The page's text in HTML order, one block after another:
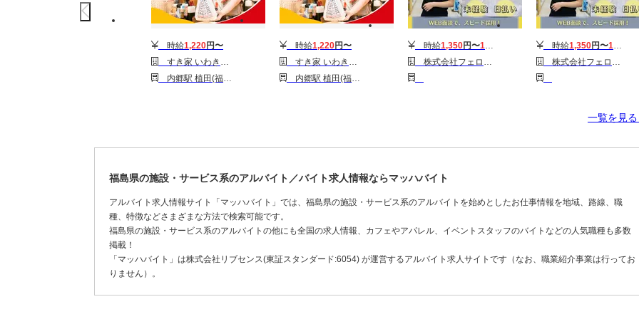
時給1,220円〜
すき家 いわき鹿島店
内郷駅 植田(福島)駅 勿来駅 磯原駅 大津港駅 高萩駅 広野(福島)駅 木戸駅 富岡駅
時給1,220円〜
すき家 いわき鹿島店2
内郷駅 植田(福島)駅 勿来駅 磯原駅 大津港駅 高萩駅 広野(福島)駅 木戸駅 富岡駅
時給1,350円〜1,450
株式会社フェローズ(ゲーム販売)SND_G_370_274T(A)(SND)
時給1,350円〜1,450
株式会社フェローズ(ゲーム販売)SND_G_370_268T(A)(SND)
一覧を見る
福島県の施設・サービス系のアルバイト／バイト求人情報ならマッハバイト
アルバイト求人情報サイト「マッハバイト」では、福島県の施設・サービス系のアルバイトを始めとしたお仕事情報を地域、路線、職
種、特徴などさまざまな方法で検索可能です。
福島県の施設・サービス系のアルバイトの他にも全国の求人情報、カフェやアパレル、イベントスタッフのバイトなどの人気職種も多数
掲載！
「マッハバイト」は株式会社リブセンス(東証スタンダード:6054) が運営するアルバイト求人サイトです（なお、職業紹介事業は行ってお
りません）。